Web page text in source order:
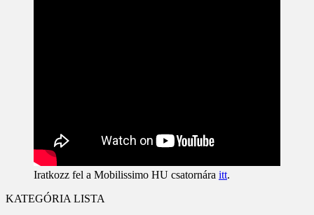
Iratkozz fel a Mobilissimo HU csatornára itt.
KATEGÓRIA LISTA